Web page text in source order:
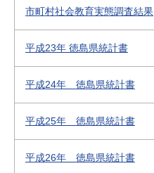
市町村社会教育実態調査結果
平成23年 徳島県統計書
平成24年 徳島県統計書
平成25年 徳島県統計書
平成26年 徳島県統計書